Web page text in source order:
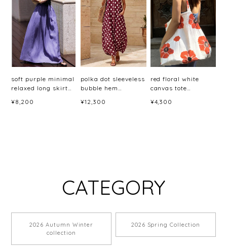
soft purple minimal
relaxed long skirt
¥8,200
polka dot sleeveless
bubble hem
d3060＞
¥12,300
red floral white
canvas tote
¥4,300
CATEGORY
2026 Autumn Winter
collection
2026 Spring Collection